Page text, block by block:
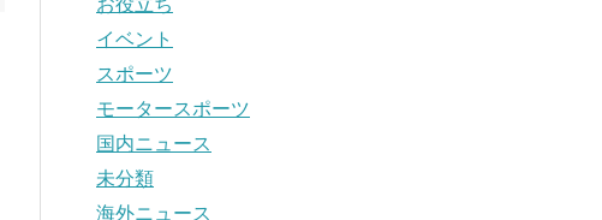
お役立ち
イベント
スポーツ
モータースポーツ
国内ニュース
未分類
海外ニュース